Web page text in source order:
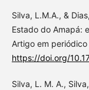
Silva, L.M.A., &
Estado do Amapá:
Artigo em periódico
https://doi.org/
Silva, L. M. A.,